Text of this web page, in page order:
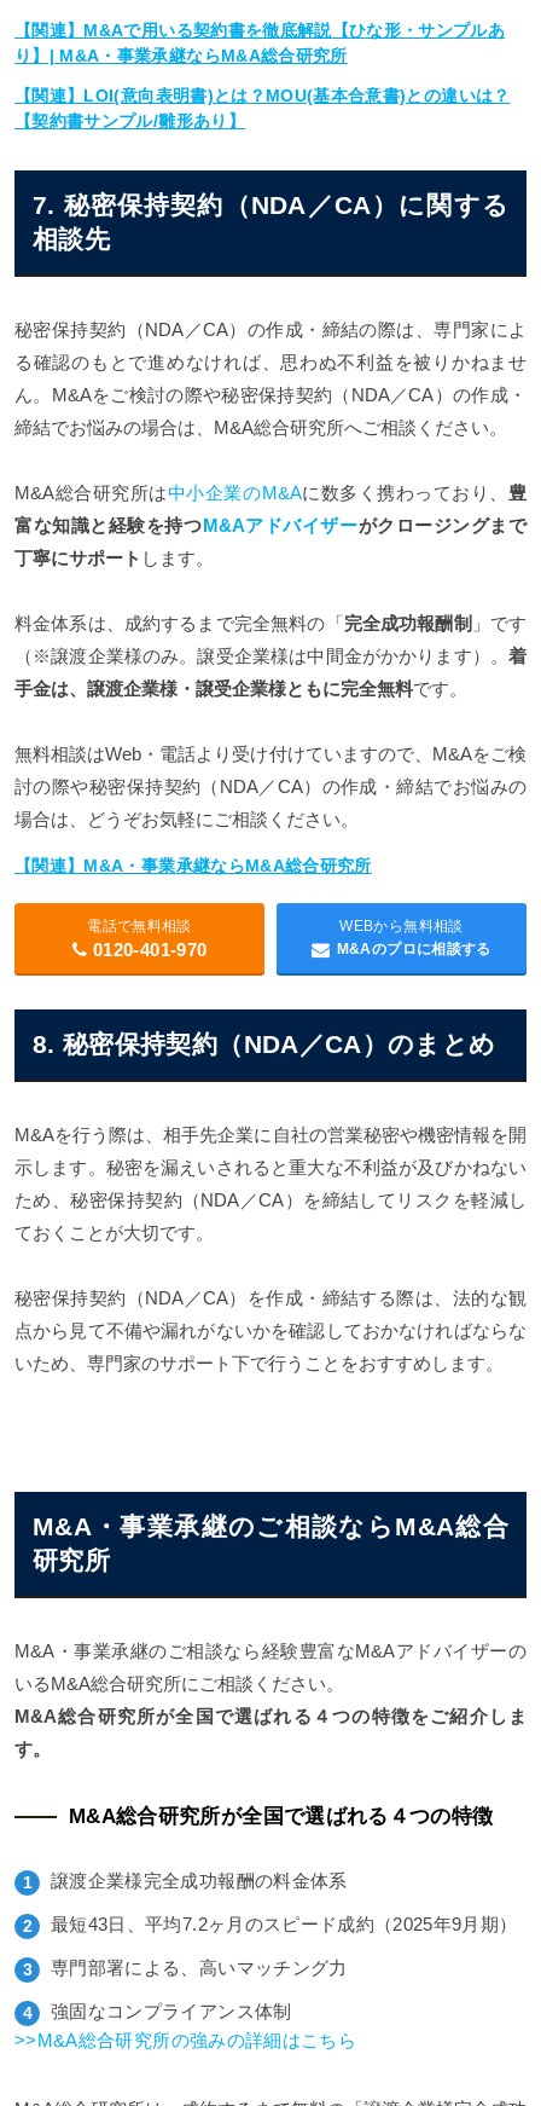
【関連】M&Aで用いる契約書を徹底解説【ひな形・サンプルあ
り】| M&A・事業承継ならM&A総合研究所
【関連】LOI(意向表明書)とは？MOU(基本合意書)との違いは？
【契約書サンプル/雛形あり】
7. 秘密保持契約（NDA／CA）に関する
相談先
秘密保持契約（NDA／CA）の作成・締結の際は、専門家によ
る確認のもとで進めなければ、思わぬ不利益を被りかねませ
ん。M&Aをご検討の際や秘密保持契約（NDA／CA）の作成・
締結でお悩みの場合は、M&A総合研究所へご相談ください。
M&A総合研究所は中小企業のM&Aに数多く携わっており、 豊
富な知識と経験を持つM&Aアドバイザーがクロージングまで
丁寧にサポート します。
料金体系は、成約するまで完全無料の「完全成功報酬制 」です
（※譲渡企業様のみ。譲受企業様は中間金がかかります）。 着
手金は、譲渡企業様・譲受企業様ともに完全無料です。
無料相談はWeb・電話より受け付けていますので、M&Aをご検
討の際や秘密保持契約（NDA／CA）の作成・締結でお悩みの
場合は、どうぞお気軽にご相談ください。
【関連】M&A・事業承継ならM&A総合研究所
電話で無料相談
0120-401-970
WEBから無料相談
M&Aのプロに相談する
8. 秘密保持契約（NDA／CA）のまとめ
M&Aを行う際は、相手先企業に自社の営業秘密や機密情報を開
示します。秘密を漏えいされると重大な不利益が及びかねない
ため、秘密保持契約（NDA／CA）を締結してリスクを軽減し
ておくことが大切です。
秘密保持契約（NDA／CA）を作成・締結する際は、法的な観
点から見て不備や漏れがないかを確認しておかなければならな
いため、専門家のサポート下で行うことをおすすめします。
M&A・事業承継のご相談ならM&A総合
研究所
M&A・事業承継のご相談なら経験豊富なM&Aアドバイザーの
いるM&A総合研究所にご相談ください。
M&A総合研究所が全国で選ばれる４つの特徴をご紹介しま
す。
M&A総合研究所が全国で選ばれる４つの特徴
譲渡企業様完全成功報酬の料金体系
最短43日、平均7.2ヶ月のスピード成約（2025年9月期）
専門部署による、高いマッチング力
強固なコンプライアンス体制
>>M&A総合研究所の強みの詳細はこちら